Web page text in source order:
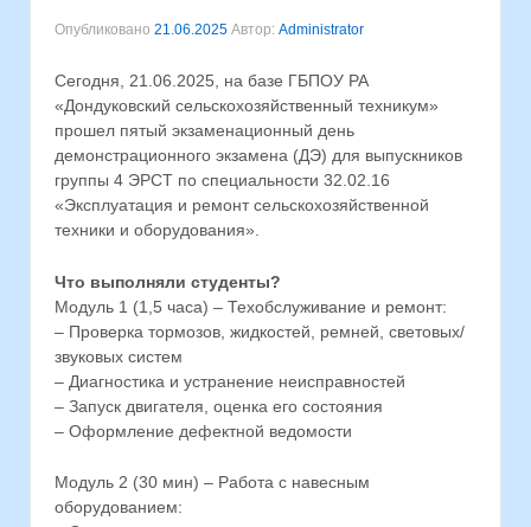
Опубликовано 21.06.2025 Автор: Administrator
Сегодня, 21.06.2025, на базе ГБПОУ РА
«Дондуковский сельскохозяйственный техникум»
прошел пятый экзаменационный день
демонстрационного экзамена (ДЭ) для выпускников
группы 4 ЭРСТ по специальности 32.02.16
«Эксплуатация и ремонт сельскохозяйственной
техники и оборудования».
⁣Что выполняли студенты?
Модуль 1 (1,5 часа) – Техобслуживание и ремонт:
– Проверка тормозов, жидкостей, ремней, световых/
звуковых систем
– Диагностика и устранение неисправностей
– Запуск двигателя, оценка его состояния
– Оформление дефектной ведомости
Модуль 2 (30 мин) – Работа с навесным
оборудованием: